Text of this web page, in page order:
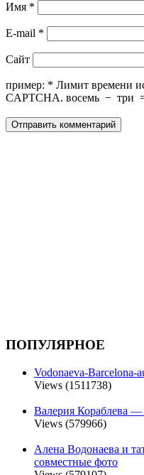
Имя *
E-mail *
Сайт
пример: * Лимит времени
CAPTCHA. восемь − три
ПОПУЛЯРНОЕ
Vodonaeva-Barcelona-
Views (1511738)
Валерия Кораблева
Views (579966)
Алена Водонаева и
совместные фото